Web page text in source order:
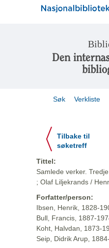
Den
Søk Verkliste
Tilbake til
søketreff
Tittel:
Samlede verker.
; Olaf Liljekrands /
Forfatter/person:
Ibsen, Henrik, 1828-
Bull, Francis, 1887-
Koht, Halvdan, 1873-
Seip, Didrik Arup,